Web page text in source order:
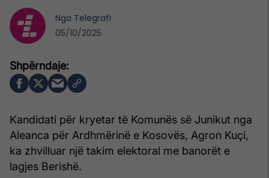
Kandidati për kryetar të Komunës së Junikut nga
Aleanca për Ardhmërinë e Kosovës, Agron Kuçi,
ka zhvilluar një takim elektoral me banorët e
lagjes Berishë.
Nga Telegrafi
05/10/2025